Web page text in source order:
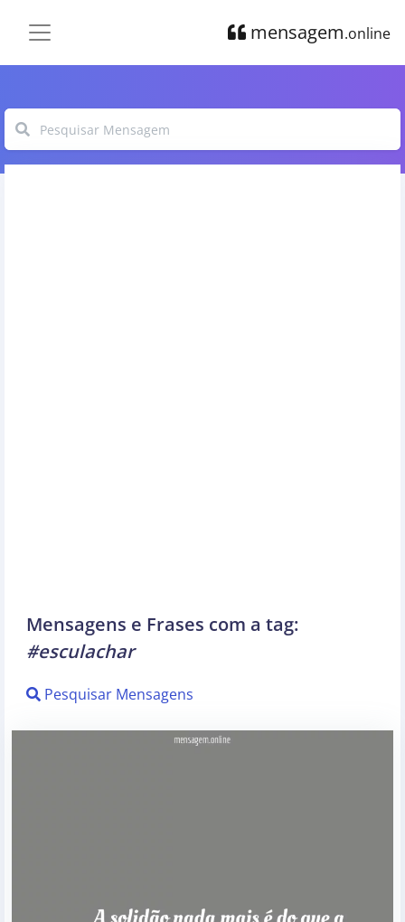
mensagem.online
Mensagens e Frases com a tag:
#esculachar
Pesquisar Mensagens